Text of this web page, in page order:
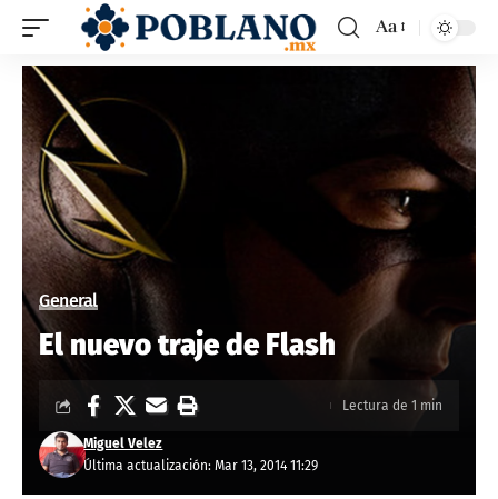
Aa
General
El nuevo traje de Flash
Última actualización: Mar 13, 2014 11:29
Miguel Velez
Lectura de 1 min